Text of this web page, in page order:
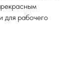
для рабочего